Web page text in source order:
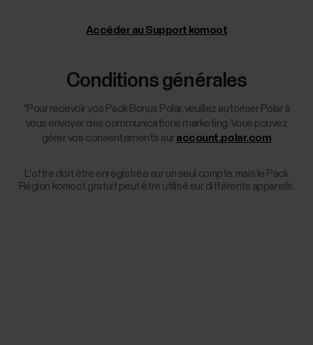
Accéder au Support komoot
Conditions générales
*Pour recevoir vos Pack Bonus Polar, veuillez autoriser Polar à
vous envoyer des communications marketing. Vous pouvez
gérer vos consentements suraccount.polar.com
L'offre doit être enregistrée sur un seul compte, mais le Pack
Région komoot gratuit peut être utilisé sur différents appareils.